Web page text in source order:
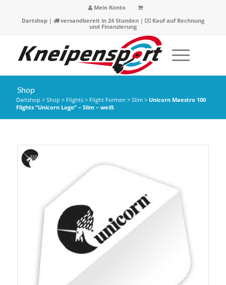
Mein Konto
Dartshop| versandbereit in 24 Stunden |
Kauf auf Rechnung
und Finanzierung
Shop
Dartshop > Shop > Flights> Flight Formen > Slim> Unicorn Maestro 100
Flights “Unicorn Logo” – Slim – weiß